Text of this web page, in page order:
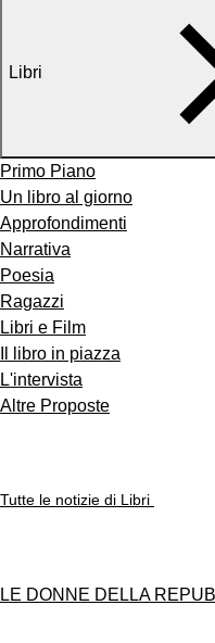
Libri
Primo Piano
Un libro al giorno
Approfondimenti
Narrativa
Poesia
Ragazzi
Libri e Film
Il libro in piazza
L'intervista
Altre Proposte
Tutte le notizie di Libri
LE DONNE DELLA